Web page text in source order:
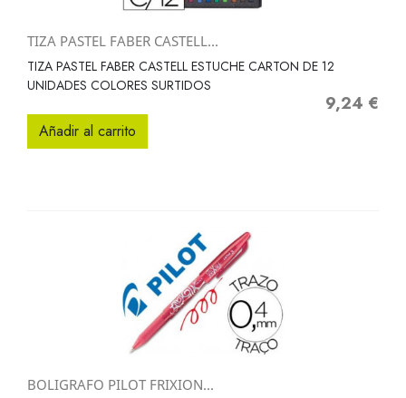
TIZA PASTEL FABER CASTELL...
TIZA PASTEL FABER CASTELL ESTUCHE CARTON DE 12
UNIDADES COLORES SURTIDOS
Precio
9,24 €
Añadir al carrito
BOLIGRAFO PILOT FRIXION...